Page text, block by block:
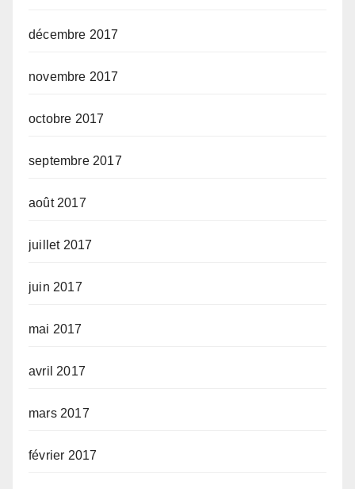
décembre 2017
novembre 2017
octobre 2017
septembre 2017
août 2017
juillet 2017
juin 2017
mai 2017
avril 2017
mars 2017
février 2017